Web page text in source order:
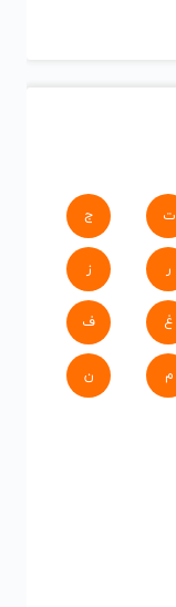
ت ج
ر ز
غ ف
م ن